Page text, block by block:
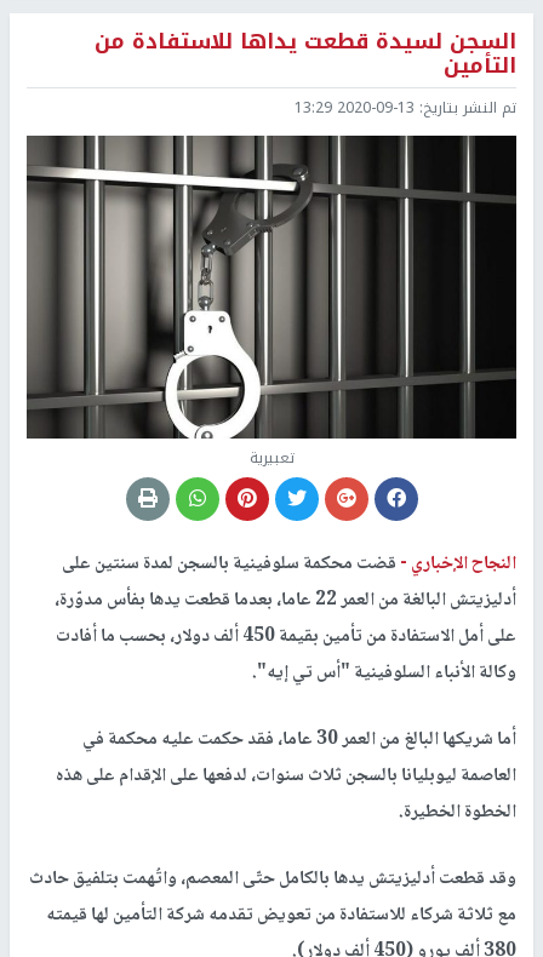
السجن لسيدة قطعت يداها للاستفادة من
التأمين
تم النشر بتاريخ: 2020-09-13 13:29
تعبيرية
النجاح الإخباري -قضت محكمة سلوفينية بالسجن لمدة سنتين على
أدليزيتش البالغة من العمر 22 عاما، بعدما قطعت يدها بفأس مدوّرة،
على أمل الاستفادة من تأمين بقيمة 450 ألف دولار، بحسب ما أفادت
وكالة الأنباء السلوفينية "أس تي إيه".
أما شريكها البالغ من العمر 30 عاما، فقد حكمت عليه محكمة في
العاصمة ليوبليانا بالسجن ثلاث سنوات، لدفعها على الإقدام على هذه
الخطوة الخطيرة.
وقد قطعت أدليزيتش يدها بالكامل حتّى المعصم، واتُهمت بتلفيق حادث
مع ثلاثة شركاء للاستفادة من تعويض تقدمه شركة التأمين لها قيمته